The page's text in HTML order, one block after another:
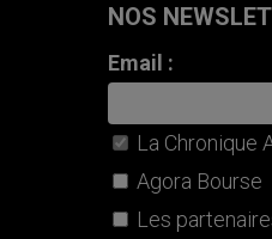
NOS
Email :
La Chronique
Agora Bourse
Les